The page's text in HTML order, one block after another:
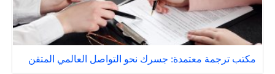
مكتب ترجمة معتمدة: جسرك نحو التواصل العالمي المتقن